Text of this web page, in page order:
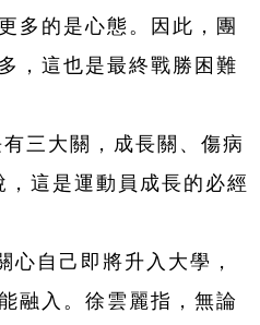
多的是心態。因此，團
，這也是最終戰勝困難
三大關，成長關、傷病
這是運動員成長的必經
心自己即將升入大學，
融入。徐雲麗指，無論